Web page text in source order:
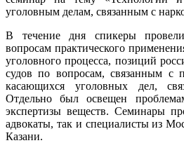
уголовным делам, связанным с
В течение дня спикеры
вопросам практического
уголовного процесса, позиций
судов по вопросам, связанным с
касающихся уголовных дел,
Отдельно был освещен
экспертизы веществ. Семинары
адвокаты, так и специалисты из
Казани.